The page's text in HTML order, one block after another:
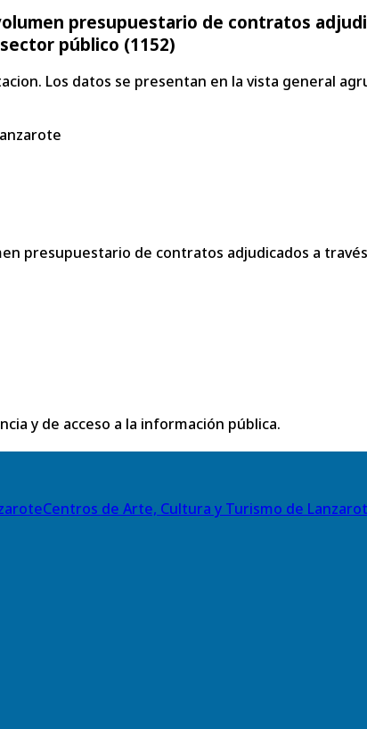
presupuestario de contratos
público (1152)
Los datos se presentan en la vista general
presupuestario de contratos adjudicados a
y de acceso a la información pública.
Centros de Arte, Cultura y Turismo de